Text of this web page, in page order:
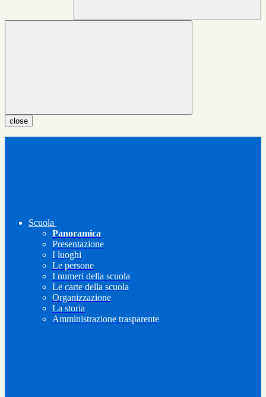
close
Scuola
Panoramica
Presentazione
I luoghi
Le persone
I numeri della scuola
Le carte della scuola
Organizzazione
La storia
Amministrazione trasparente